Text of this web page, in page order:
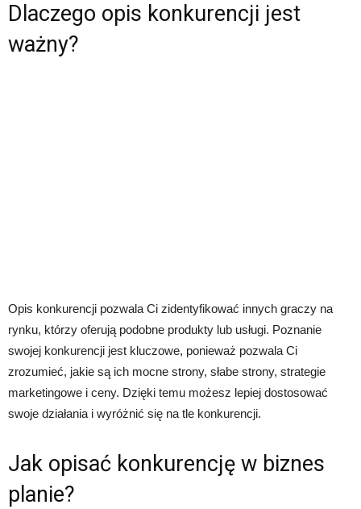
Dlaczego opis konkurencji jest
ważny?
Opis konkurencji pozwala Ci zidentyfikować innych graczy na
rynku, którzy oferują podobne produkty lub usługi. Poznanie
swojej konkurencji jest kluczowe, ponieważ pozwala Ci
zrozumieć, jakie są ich mocne strony, słabe strony, strategie
marketingowe i ceny. Dzięki temu możesz lepiej dostosować
swoje działania i wyróżnić się na tle konkurencji.
Jak opisać konkurencję w biznes
planie?